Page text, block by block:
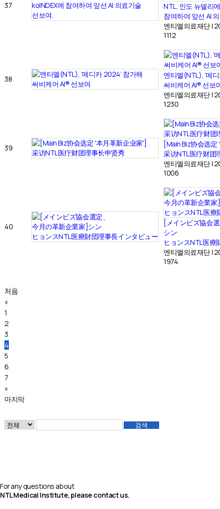
37
NTL, 인도 뉴델리
참여하여 앞선 AI
엔티엘의료재단|
1112
38
엔티엘(NTL), ‘메
써비케어 AI® 선보
엔티엘의료재단|
1230
39
[Main Biz协会选
采访NTL医疗财团
엔티엘의료재단|
1006
40
[メインビズ協会
シン·
ヒョンスNTL医療
엔티엘의료재단|
1974
처음
«
1
2
3
4
5
6
7
»
마지막
검색
For any questions about
NTL Medical Institute, please contact us.